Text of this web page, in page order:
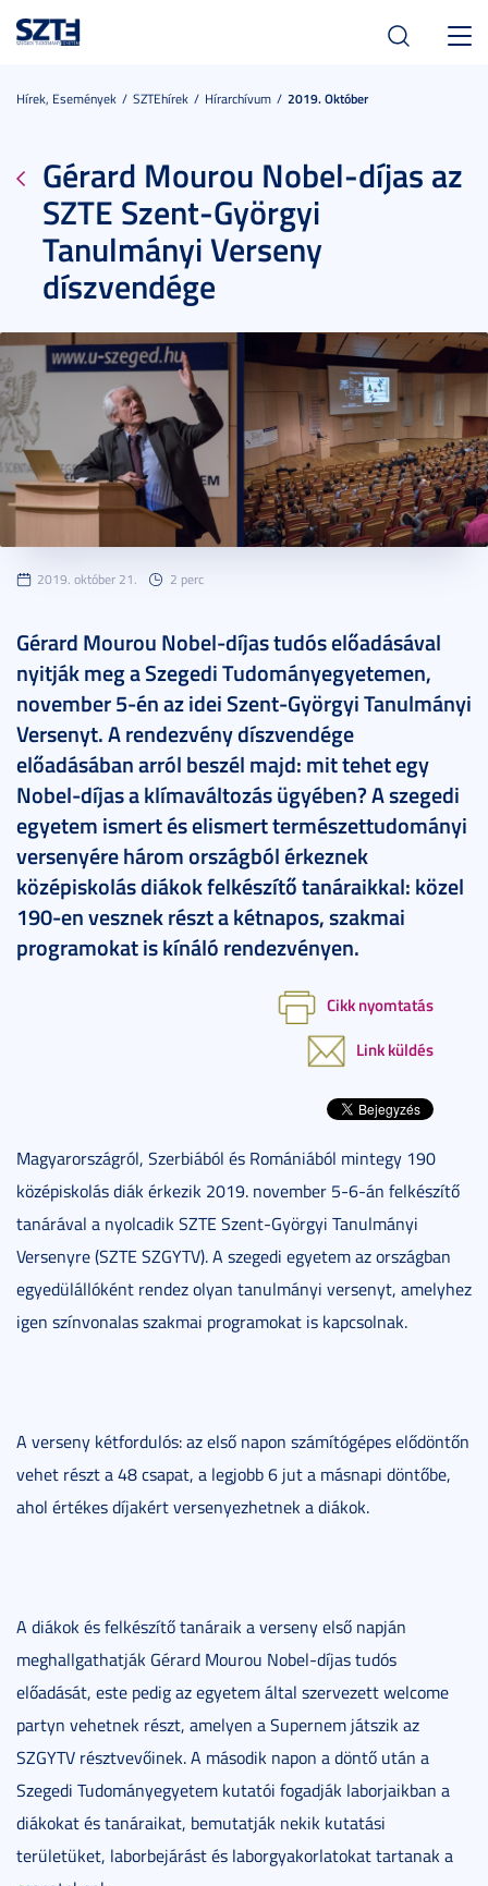
Hírek, Események SZTEhírek Hírarchívum 2019. Október
Gérard Mourou Nobel-díjas az
SZTE Szent-Györgyi
Tanulmányi Verseny
díszvendége
2019. október 21. 2 perc
Gérard Mourou Nobel-díjas tudós előadásával
nyitják meg a Szegedi Tudományegyetemen,
november 5-én az idei Szent-Györgyi Tanulmányi
Versenyt. A rendezvény díszvendége
előadásában arról beszél majd: mit tehet egy
Nobel-díjas a klímaváltozás ügyében? A szegedi
egyetem ismert és elismert természettudományi
versenyére három országból érkeznek
középiskolás diákok felkészítő tanáraikkal: közel
190-en vesznek részt a kétnapos, szakmai
programokat is kínáló rendezvényen.
Cikk nyomtatás
Link küldés
Magyarországról, Szerbiából és Romániából mintegy 190
középiskolás diák érkezik 2019. november 5-6-án felkészítő
tanárával a nyolcadik SZTE Szent-Györgyi Tanulmányi
Versenyre (SZTE SZGYTV). A szegedi egyetem az országban
egyedülállóként rendez olyan tanulmányi versenyt, amelyhez
igen színvonalas szakmai programokat is kapcsolnak.
A verseny kétfordulós: az első napon számítógépes elődöntőn
vehet részt a 48 csapat, a legjobb 6 jut a másnapi döntőbe,
ahol értékes díjakért versenyezhetnek a diákok.
A diákok és felkészítő tanáraik a verseny első napján
meghallgathatják Gérard Mourou Nobel-díjas tudós
előadását, este pedig az egyetem által szervezett welcome
partyn vehetnek részt, amelyen a Supernem játszik az
SZGYTV résztvevőinek. A második napon a döntő után a
Szegedi Tudományegyetem kutatói fogadják laborjaikban a
diákokat és tanáraikat, bemutatják nekik kutatási
területüket, laborbejárást és laborgyakorlatokat tartanak a